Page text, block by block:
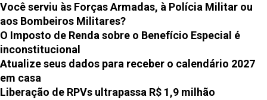
Você serviu às Forças Armadas, à Polícia Militar ou
aos Bombeiros Militares?
O Imposto de Renda sobre o Benefício Especial é
inconstitucional
Atualize seus dados para receber o calendário 2027
em casa
Liberação de RPVs ultrapassa R$ 1,9 milhão